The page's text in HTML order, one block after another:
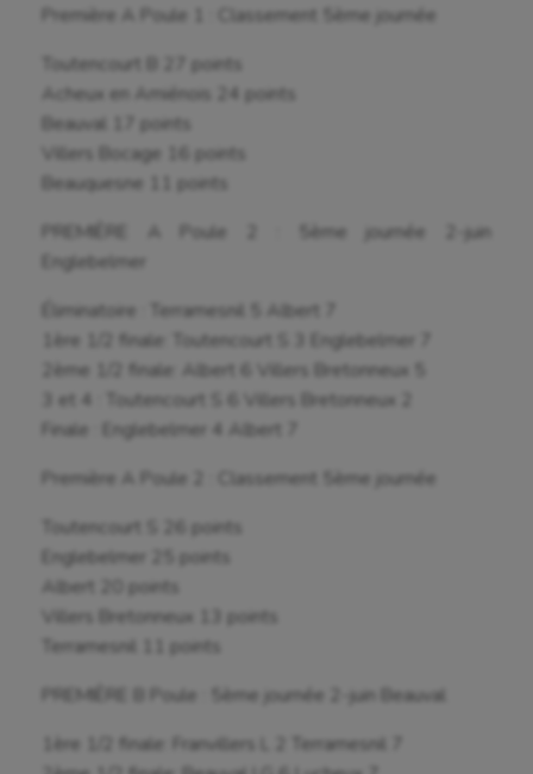
Première A Poule 1 : Classement 5ème journée
Toutencourt B 27 points
Acheux en Amiénois 24 points
Beauval 17 points
Villers Bocage 16 points
Beauquesne 11 points
PREMIÈRE A Poule 2 : 5ème journée 2-juin
Englebelmer
Éliminatoire : Terramesnil 5 Albert 7
1ère 1/2 finale: Toutencourt S 3 Englebelmer 7
2ème 1/2 finale: Albert 6 Villers Bretonneux 5
3 et 4 : Toutencourt S 6 Villers Bretonneux 2
Finale : Englebelmer 4 Albert 7
Première A Poule 2 : Classement 5ème journée
Toutencourt S 26 points
Englebelmer 25 points
Albert 20 points
Villers Bretonneux 13 points
Terramesnil 11 points
PREMIÈRE B Poule : 5ème journée 2-juin Beauval
1ère 1/2 finale: Franvillers L 2 Terramesnil 7